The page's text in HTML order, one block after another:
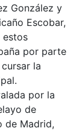
González y
Escobar,
estos
por parte
la
por la
de
de Madrid,